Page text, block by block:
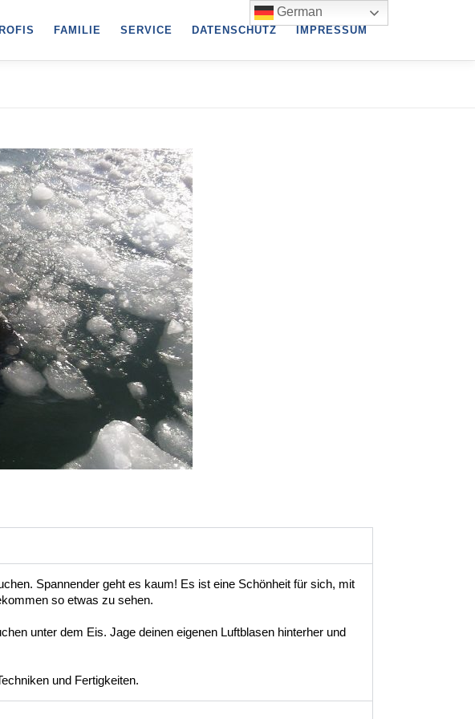
FAMILIE SERVICE DATENSCHUTZ IMPRESSUM
Spannender geht es kaum! Es ist eine Schönheit für sich, mit
so etwas zu sehen.
unter dem Eis. Jage deinen eigenen Luftblasen hinterher und
und Fertigkeiten.
German